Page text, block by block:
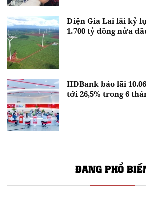
Điện Gia Lai lãi kỷ
1.700 tỷ đồng nửa
HDBank báo lãi
tới 26,5% trong 6
ĐANG PHỔ